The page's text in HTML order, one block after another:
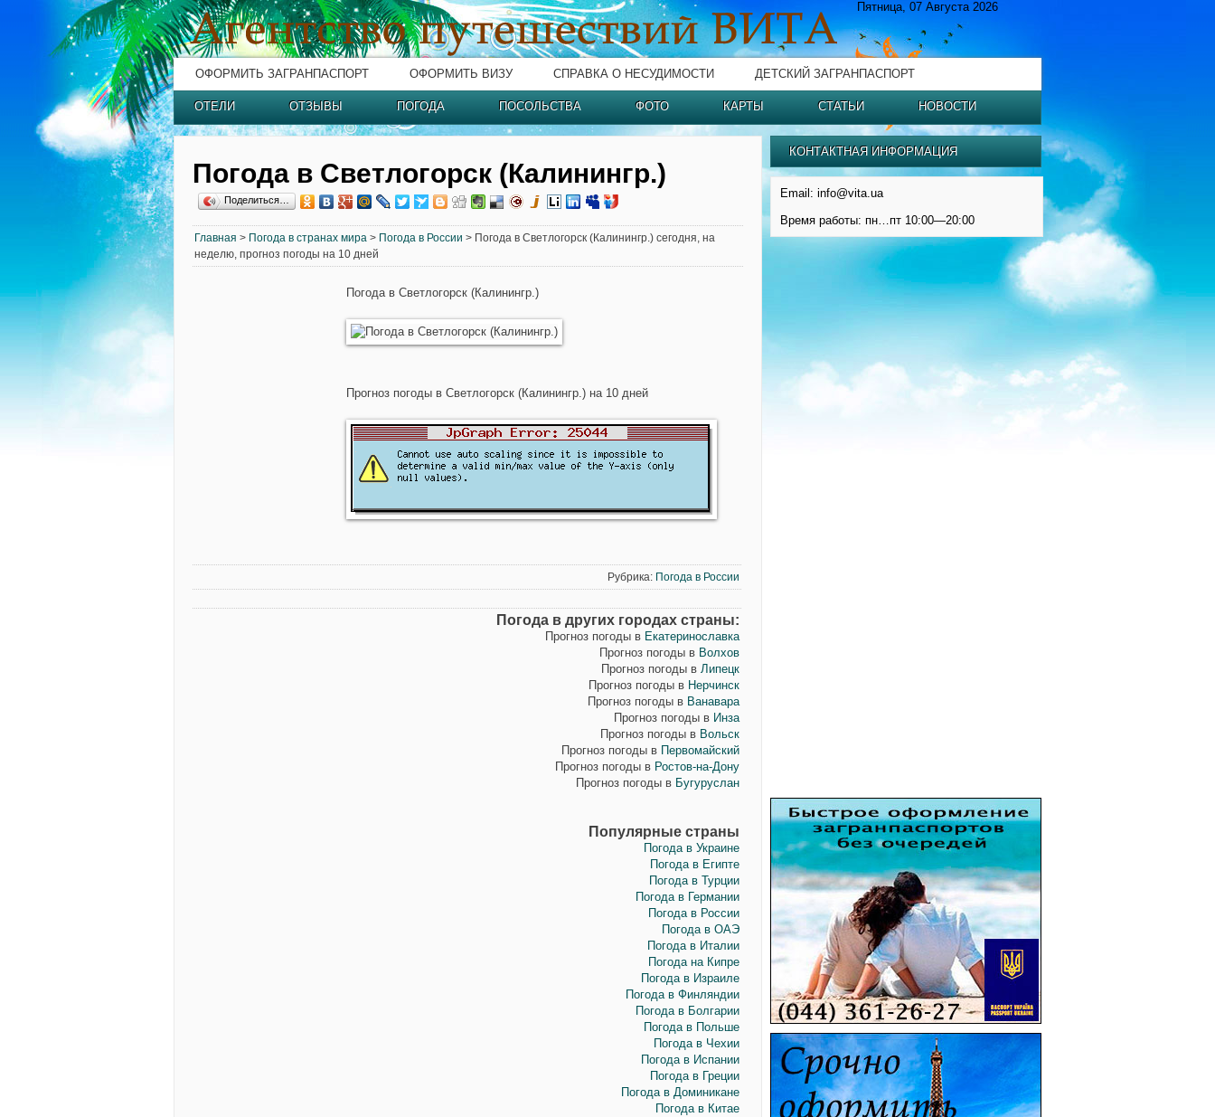
Пятница, 07 Августа 2026
ОФОРМИТЬ ЗАГРАНПАСПОРТ ОФОРМИТЬ ВИЗУ СПРАВКА О НЕСУДИМОСТИ ДЕТСКИЙ ЗАГРАНПАСПОРТ
ОТЕЛИ ОТЗЫВЫ ПОГОДА ПОСОЛЬСТВА ФОТО КАРТЫ СТАТЬИ НОВОСТИ
Погода в Светлогорск (Калинингр.)
Поделиться…
Главная > Погода в странах мира > Погода в России > Погода в Светлогорск (Калинингр.) сегодня, на
неделю, прогноз погоды на 10 дней
Погода в Светлогорск (Калинингр.)
Прогноз погоды в Светлогорск (Калинингр.) на 10 дней
Рубрика: Погода в России
Погода в других городах страны:
Прогноз погоды в Екатеринославка
Прогноз погоды в Волхов
Прогноз погоды в Липецк
Прогноз погоды в Нерчинск
Прогноз погоды в Ванавара
Прогноз погоды в Инза
Прогноз погоды в Вольск
Прогноз погоды в Первомайский
Прогноз погоды в Ростов-на-Дону
Прогноз погоды в Бугуруслан
Популярные страны
Погода в Украине
Погода в Египте
Погода в Турции
Погода в Германии
Погода в России
Погода в ОАЭ
Погода в Италии
Погода на Кипре
Погода в Израиле
Погода в Финляндии
Погода в Болгарии
Погода в Польше
Погода в Чехии
Погода в Испании
Погода в Греции
Погода в Доминикане
Погода в Китае
КОНТАКТНАЯ ИНФОРМАЦИЯ
Email: info@vita.ua
Время работы: пн…пт 10:00—20:00